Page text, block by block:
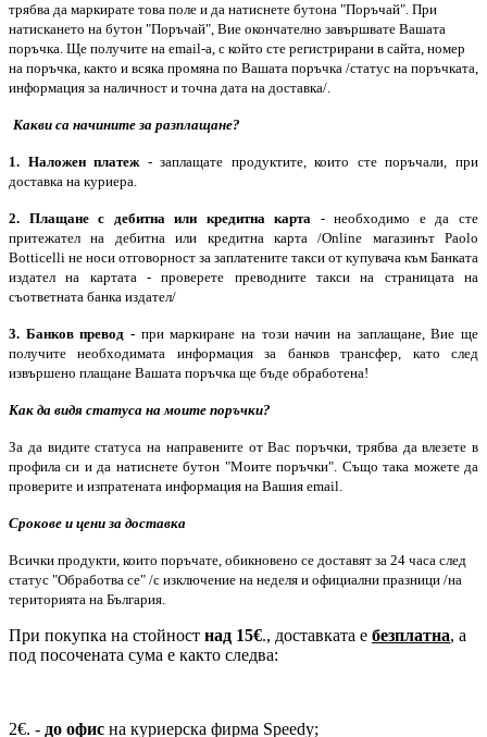
трябва да маркирате това поле и да натиснете бутона "Поръчай". При
натискането на бутон "Поръчай", Вие окончателно завършвате Вашата
поръчка. Ще получите на email-a, с който сте регистрирани в сайта, номер
на поръчка, както и всяка промяна по Вашата поръчка /статус на поръчката,
информация за наличност и точна дата на доставка/.
Какви са начините за разплащане?
1. Наложен платеж - заплащате продуктите, които сте поръчали, при
доставка на куриера.
2. Плащане с дебитна или кредитна карта - необходимо е да сте
притежател на дебитна или кредитна карта /Online магазинът Paolo
Botticelli не носи отговорност за заплатените такси от купувача към Банката
издател на картата - проверете преводните такси на страницата на
съответната банка издател/
3. Банков превод - при маркиране на този начин на заплащане, Вие ще
получите необходимата информация за банков трансфер, като след
извършено плащане Вашата поръчка ще бъде обработена!
Как да видя статуса на моите поръчки?
За да видите статуса на направените от Вас поръчки, трябва да влезете в
профила си и да натиснете бутон "Моите поръчки". Също така можете да
проверите и изпратената информация на Вашия email.
Срокове и цени за доставка
Всички продукти, които поръчате, обикновено се доставят за 24 часа след
статус "Обработва се" /с изключение на неделя и официални празници /на
територията на България.
При покупка на стойност над 15€., доставката е безплатна, а
под посочената сума е както следва:
2€. - до офис на куриерска фирма Speedy;